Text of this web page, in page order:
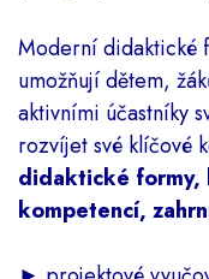
Moderní didaktické
umožňují dětem,
aktivními účastníky
rozvíjet své klíčové
didaktické formy,
kompetencí,